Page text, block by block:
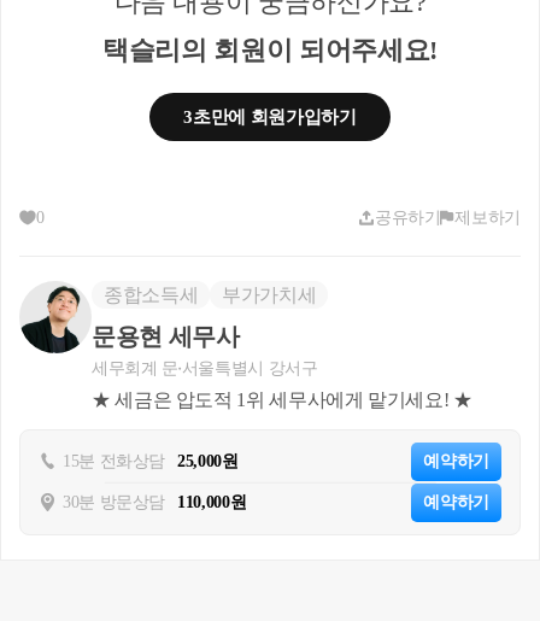
1. 사실관계
A주택
택슬리의 회원이 되어주세요!
3초만에 회원가입하기
0 공유하기 제보하기
종합소득세 부가가치세
문용현 세무사
세무회계 문 서울특별시 강서구
★ 세금은 압도적 1위 세무사에게 맡기세요! ★
15분 전화상담 25,000원 예약하기
30분 방문상담 110,000원 예약하기